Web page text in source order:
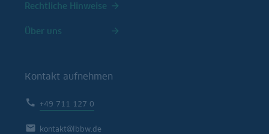
Rechtliche Hinweise
Über uns
Kontakt aufnehmen
+49 711 127 0
kontakt@lbbw.de